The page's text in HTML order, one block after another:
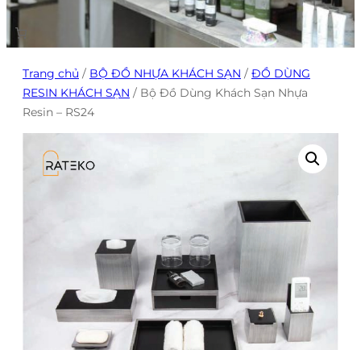
Trang chủ / BỘ ĐỒ NHỰA KHÁCH SẠN / ĐỒ DÙNG
RESIN KHÁCH SẠN / Bộ Đồ Dùng Khách Sạn Nhựa
Resin – RS24